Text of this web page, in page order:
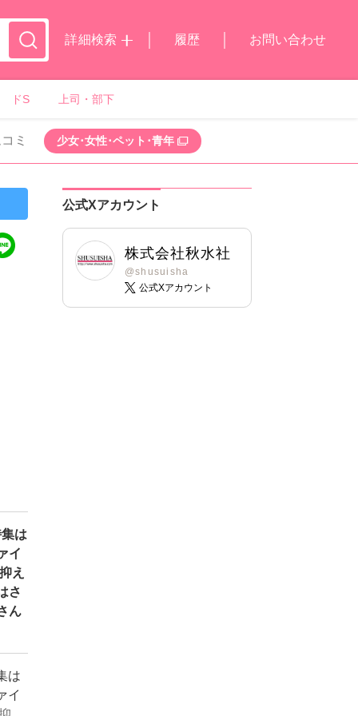
詳細検索
履歴 お問い合わせ
ドS 上司・部下
ミ 少女･女性･ペット･青年
は
イ
え
さ
ん
は
イ
公式Xアカウント
株式会社秋水社
@shusuisha
公式Xアカウント